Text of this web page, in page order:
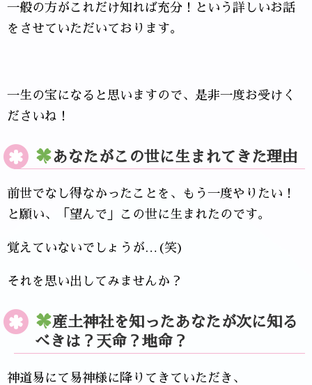
一般の方がこれだけ知れば充分！という詳しいお話
をさせていただいております。
一生の宝になると思いますので、是非一度お受けく
ださいね！
あなたがこの世に生まれてきた理由
前世でなし得なかったことを、もう一度やりたい！
と願い、「望んで」この世に生まれたのです。
覚えていないでしょうが…(笑)
それを思い出してみませんか？
産土神社を知ったあなたが次に知る
べきは？天命？地命？
神道易にて易神様に降りてきていただき、